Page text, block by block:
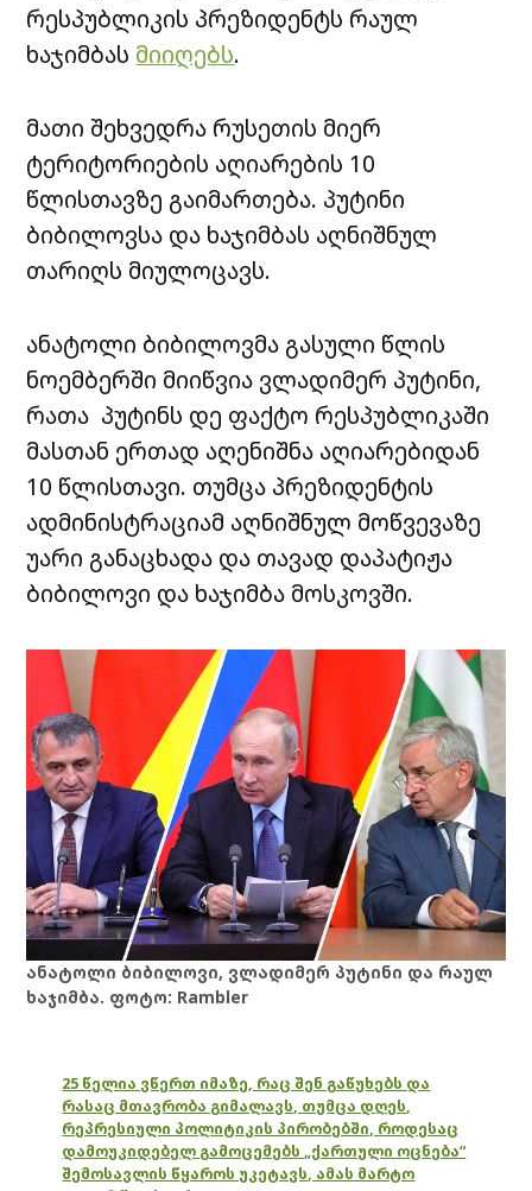
რესპუბლიკის პრეზიდენტს რაულ
ხაჯიმბას მიიღებს.
მათი შეხვედრა რუსეთის მიერ
ტერიტორიების აღიარების 10
წლისთავზე გაიმართება. პუტინი
ბიბილოვსა და ხაჯიმბას აღნიშნულ
თარიღს მიულოცავს.
ანატოლი ბიბილოვმა გასული წლის
ნოემბერში მიიწვია ვლადიმერ პუტინი,
რათა პუტინს დე ფაქტო რესპუბლიკაში
მასთან ერთად აღენიშნა აღიარებიდან
10 წლისთავი. თუმცა პრეზიდენტის
ადმინისტრაციამ აღნიშნულ მოწვევაზე
უარი განაცხადა და თავად დაპატიჟა
ბიბილოვი და ხაჯიმბა მოსკოვში.
ანატოლი ბიბილოვი, ვლადიმერ პუტინი და რაულ
ხაჯიმბა. ფოტო: Rambler
25 წელია ვწერთ იმაზე, რაც შენ გაწუხებს და
რასაც მთავრობა გიმალავს, თუმცა დღეს,
რეპრესიული პოლიტიკის პირობებში, როდესაც
დამოუკიდებელ გამოცემებს „ქართული ოცნება“
შემოსავლის წყაროს უკეტავს, ამას მარტო